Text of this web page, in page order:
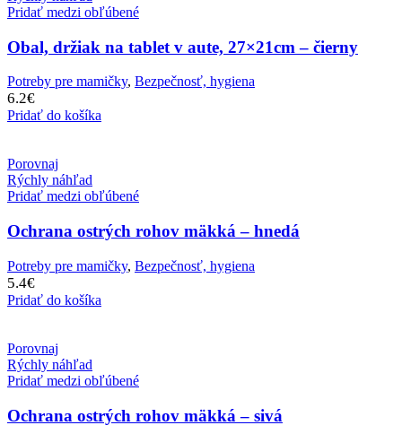
Pridať medzi obľúbené
Obal, držiak na tablet v aute, 27×21cm – čierny
Potreby pre mamičky, Bezpečnosť, hygiena
6.2€
Pridať do košíka
Porovnaj
Rýchly náhľad
Pridať medzi obľúbené
Ochrana ostrých rohov mäkká – hnedá
Potreby pre mamičky, Bezpečnosť, hygiena
5.4€
Pridať do košíka
Porovnaj
Rýchly náhľad
Pridať medzi obľúbené
Ochrana ostrých rohov mäkká – sivá